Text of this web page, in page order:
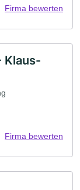
Firma bewerten
Klaus-
Firma bewerten